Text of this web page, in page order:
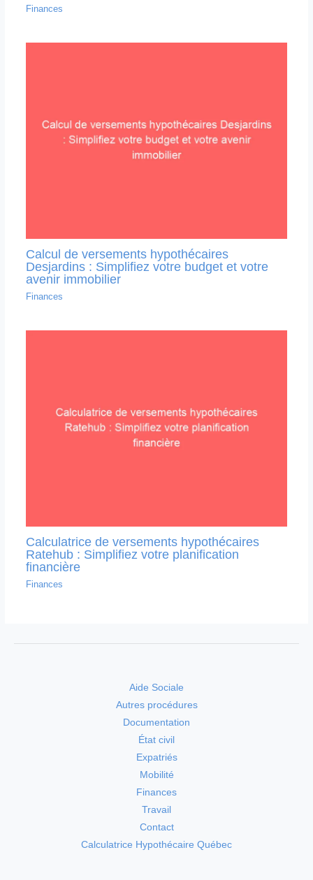
Finances
Calcul de versements hypothécaires
Desjardins : Simplifiez votre budget et votre
avenir immobilier
Finances
Calculatrice de versements hypothécaires
Ratehub : Simplifiez votre planification
financière
Finances
Aide Sociale
Autres procédures
Documentation
État civil
Expatriés
Mobilité
Finances
Travail
Contact
Calculatrice Hypothécaire Québec